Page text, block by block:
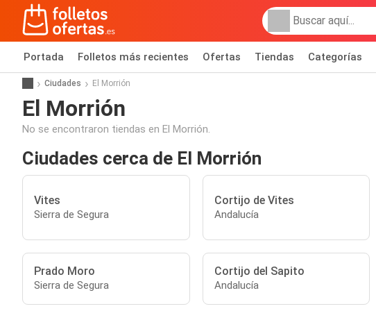
Portada Folletos más recientes Ofertas Tiendas Categorías
Ciudades El Morrión
El Morrión
No se encontraron tiendas en El Morrión.
Ciudades cerca de El Morrión
Vites
Sierra de Segura
Cortijo de Vites
Andalucía
Prado Moro
Sierra de Segura
Cortijo del Sapito
Andalucía